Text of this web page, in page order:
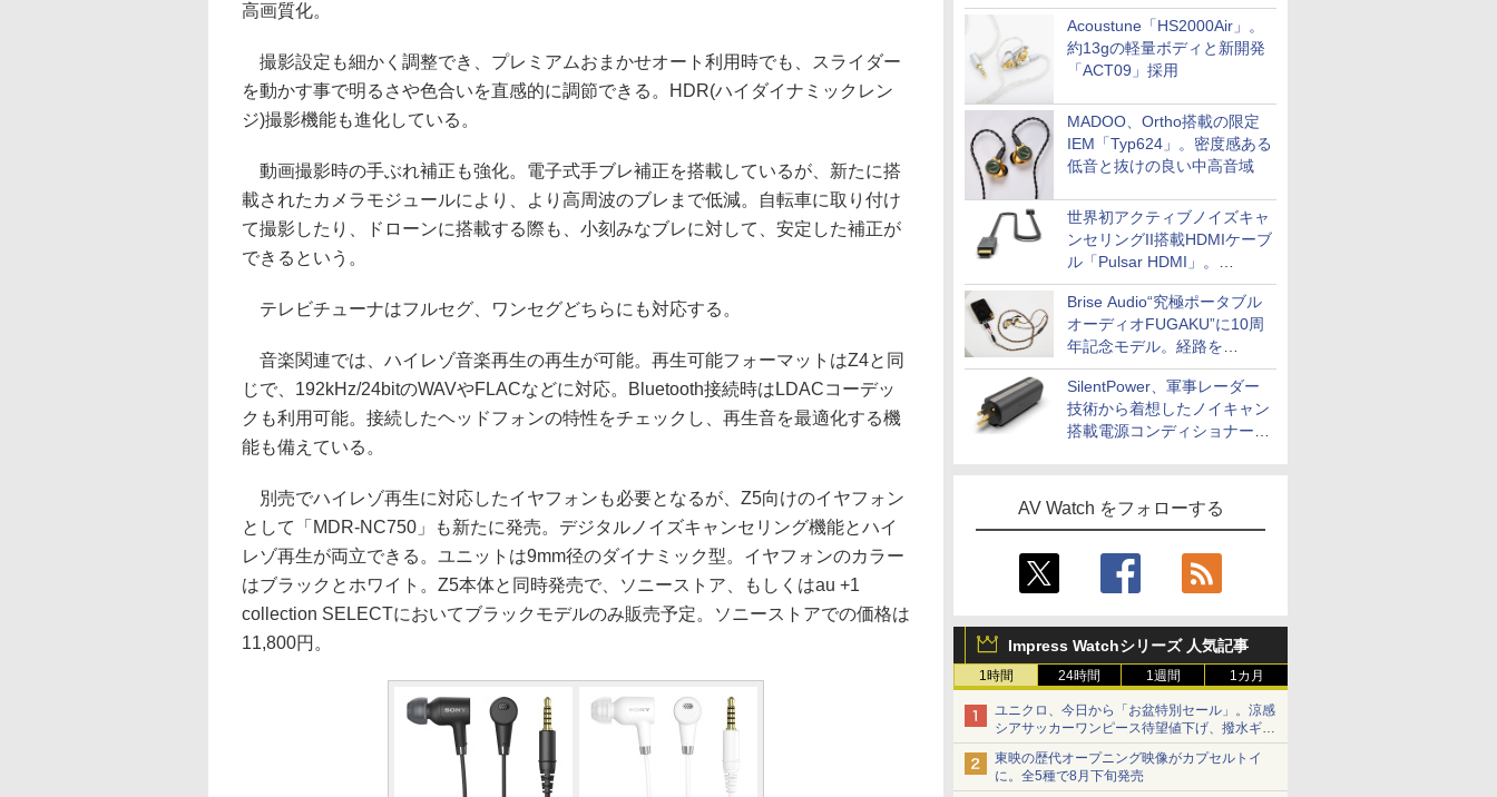
Acoustune「HS2000Air」。
約13gの軽量ボディと新開発
「ACT09」採用
MADOO、Ortho搭載の限定
IEM「Typ624」。密度感ある
低音と抜けの良い中高音域
世界初アクティブノイズキャ
ンセリングII搭載HDMIケーブ
ル「Pulsar HDMI」。
SilentPowerから
Brise Audio“究極ポータブル
オーディオFUGAKU”に10周
年記念モデル。経路を
NISHIKIで統一。400万円
SilentPower、軍事レーダー
技術から着想したノイキャン
搭載電源コンディショナー
AV Watch をフォローする
Impress Watchシリーズ 人気記事
1時間 24時間 1週間 1カ月
ユニクロ、今日から「お盆特別セール」。涼感
シアサッカーワンピース待望値下げ、撥水ギア
ショーツは1990円に
東映の歴代オープニング映像がカプセルトイ
に。全5種で8月下旬発売
高画質化。
撮影設定も細かく調整でき、プレミアムおまかせオート利用時でも、スライダー
を動かす事で明るさや色合いを直感的に調節できる。HDR(ハイダイナミックレン
ジ)撮影機能も進化している。
動画撮影時の手ぶれ補正も強化。電子式手ブレ補正を搭載しているが、新たに搭
載されたカメラモジュールにより、より高周波のブレまで低減。自転車に取り付け
て撮影したり、ドローンに搭載する際も、小刻みなブレに対して、安定した補正が
できるという。
テレビチューナはフルセグ、ワンセグどちらにも対応する。
音楽関連では、ハイレゾ音楽再生の再生が可能。再生可能フォーマットはZ4と同
じで、192kHz/24bitのWAVやFLACなどに対応。Bluetooth接続時はLDACコーデッ
クも利用可能。接続したヘッドフォンの特性をチェックし、再生音を最適化する機
能も備えている。
別売でハイレゾ再生に対応したイヤフォンも必要となるが、Z5向けのイヤフォン
として「MDR-NC750」も新たに発売。デジタルノイズキャンセリング機能とハイ
レゾ再生が両立できる。ユニットは9mm径のダイナミック型。イヤフォンのカラー
はブラックとホワイト。Z5本体と同時発売で、ソニーストア、もしくはau +1
collection SELECTにおいてブラックモデルのみ販売予定。ソニーストアでの価格は
11,800円。